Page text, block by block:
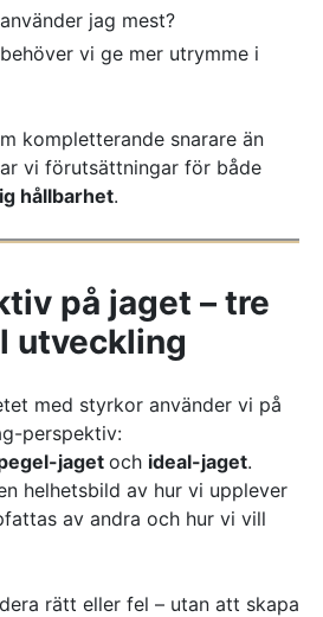
jag mest?
vi ge mer utrymme i
kompletterande snarare än
vi förutsättningar för både
hållbarhet.
på jaget – tre
utveckling
med styrkor använder vi på
perspektiv:
jagetoch ideal-jaget.
helhetsbild av hur vi upplever
av andra och hur vi vill
rätt eller fel – utan att skapa